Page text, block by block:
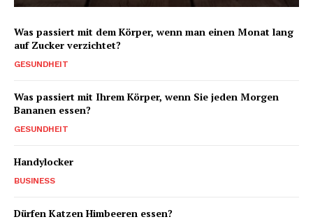
Was passiert mit dem Körper, wenn man einen Monat lang
auf Zucker verzichtet?
GESUNDHEIT
Was passiert mit Ihrem Körper, wenn Sie jeden Morgen
Bananen essen?
GESUNDHEIT
Handylocker
BUSINESS
Dürfen Katzen Himbeeren essen?